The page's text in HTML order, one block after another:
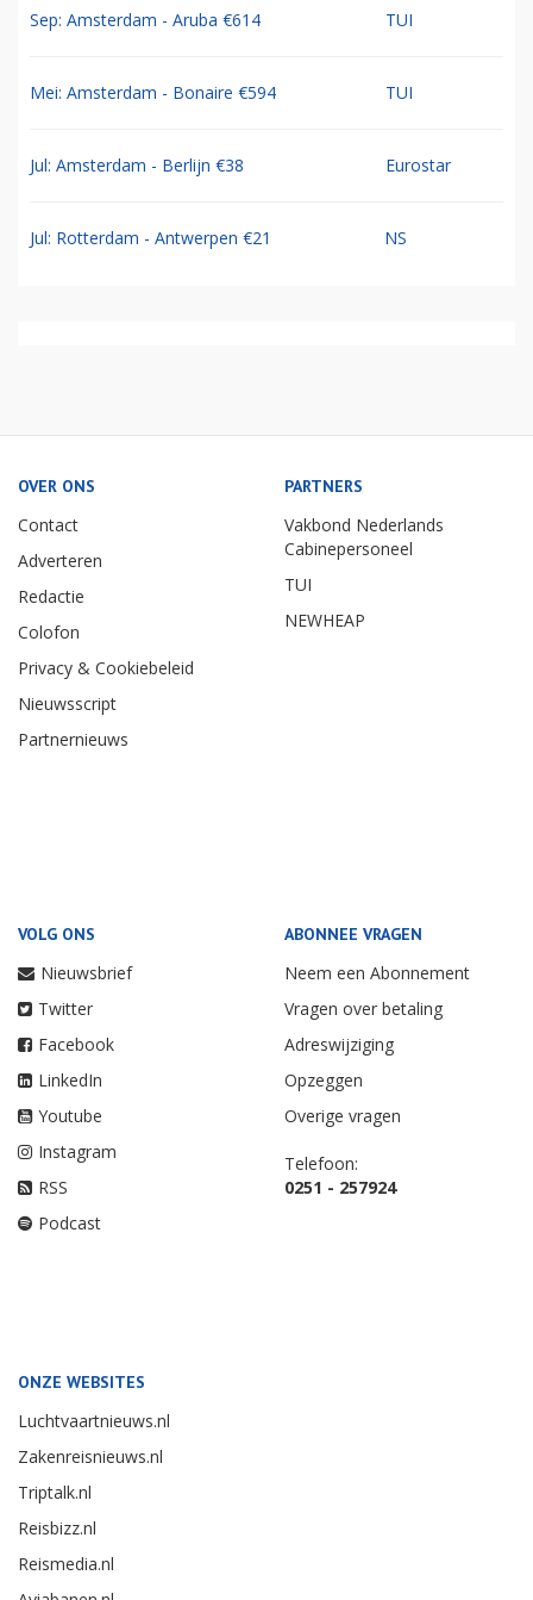
Sep: Amsterdam - Aruba €614 TUI
Mei: Amsterdam - Bonaire €594 TUI
Jul: Amsterdam - Berlijn €38 Eurostar
Jul: Rotterdam - Antwerpen €21 NS
OVER ONS
Contact
Adverteren
Redactie
Colofon
Privacy & Cookiebeleid
Nieuwsscript
Partnernieuws
PARTNERS
Vakbond Nederlands
Cabinepersoneel
TUI
NEWHEAP
VOLG ONS
Nieuwsbrief
Twitter
Facebook
LinkedIn
Youtube
Instagram
RSS
Podcast
ABONNEE VRAGEN
Neem een Abonnement
Vragen over betaling
Adreswijziging
Opzeggen
Overige vragen
Telefoon:
0251 - 257924
ONZE WEBSITES
Luchtvaartnieuws.nl
Zakenreisnieuws.nl
Triptalk.nl
Reisbizz.nl
Reismedia.nl